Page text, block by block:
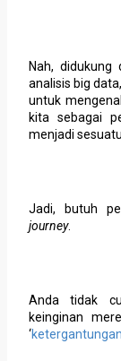
Nah,
analisis big
untuk
kita sebagai
menjadi
Jadi, butuh
journey.
Anda tidak
keinginan
‘ketergantungan